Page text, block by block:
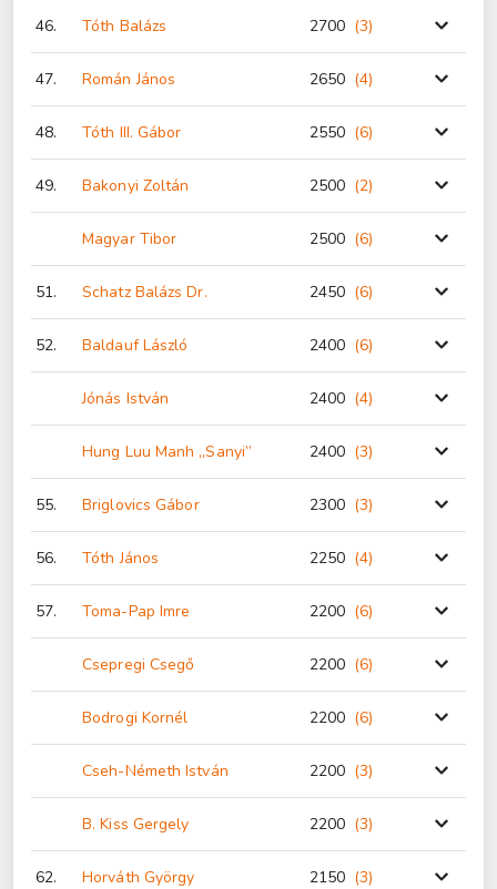
46. Tóth Balázs 2700 (3)
47. Román János 2650 (4)
48. Tóth III. Gábor 2550 (6)
49. Bakonyi Zoltán 2500 (2)
Magyar Tibor 2500 (6)
51. Schatz Balázs Dr. 2450 (6)
52. Baldauf László 2400 (6)
Jónás István 2400 (4)
Hung Luu Manh „Sanyi” 2400 (3)
55. Briglovics Gábor 2300 (3)
56. Tóth János 2250 (4)
57. Toma-Pap Imre 2200 (6)
Csepregi Csegő 2200 (6)
Bodrogi Kornél 2200 (6)
Cseh-Németh István 2200 (3)
B. Kiss Gergely 2200 (3)
62. Horváth György 2150 (3)